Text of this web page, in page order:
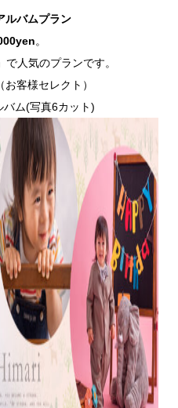
ルバムプラン
。
で人気のプランです。
お客様セレクト）
バム(写真6カット)